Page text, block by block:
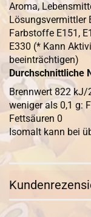
Aroma,
Lösungsvermittler
Farbstoffe E151,
E330 (* Kann
beeinträchtigen)
Durchschnittliche
Brennwert 822 kJ/
weniger als 0,1 g:
Fettsäuren 0
Isomalt kann bei